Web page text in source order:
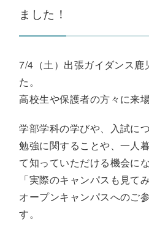
ました！
7/4（土）出張ガイダンス鹿
た。
高校生や保護者の方々に来
学部学科の学びや、入試に
勉強に関することや、一人
て知っていただける機会に
「実際のキャンパスも見て
オープンキャンパスへのご
す。